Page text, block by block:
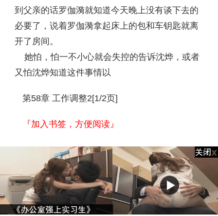
到父亲的话罗伽漪就知道今天晚上没有谈下去的
必要了，说着罗伽漪拿起床上的包和车钥匙就离
开了房间。
她怕，怕一不小心就会失控的告诉沈烨，或者
又怕沈烨知道这件事情以
第58章 工作调整2[1/2页]
『加入书签，方便阅读』